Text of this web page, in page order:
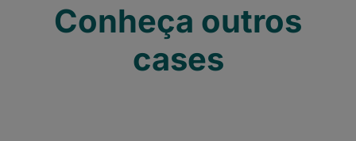
Conheça outros
cases